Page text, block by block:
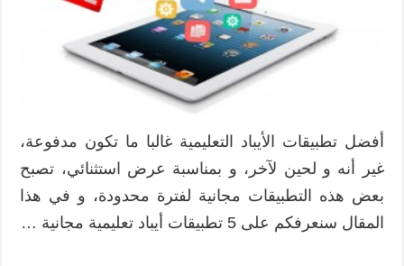
أفضل تطبيقات الأيباد التعليمية غالبا ما تكون مدفوعة،
غير أنه و لحين لآخر، و بمناسبة عرض استثنائي، تصبح
بعض هذه التطبيقات مجانية لفترة محدودة، و في هذا
المقال سنعرفكم على 5 تطبيقات أيباد تعليمية مجانية …